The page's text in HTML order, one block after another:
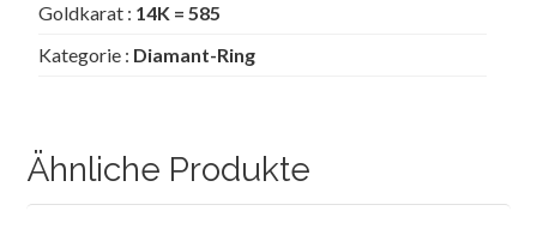
Goldkarat : 14K = 585
Kategorie : Diamant-Ring
Ähnliche Produkte